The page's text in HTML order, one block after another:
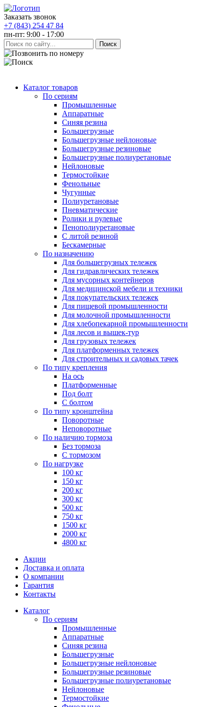
Заказать звонок
+7 (843) 254 47 84
пн-пт: 9:00 - 17:00
Каталог товаров
По сериям
Промышленные
Аппаратные
Синяя резина
Большегрузные
Большегрузные нейлоновые
Большегрузные резиновые
Большегрузные полиуретановые
Нейлоновые
Термостойкие
Фенольные
Чугунные
Полиуретановые
Пневматические
Ролики и рулевые
Пенополиуретановые
С литой резиной
Бескамерные
По назначению
Для большегрузных тележек
Для гидравлических тележек
Для мусорных контейнеров
Для медицинской мебели и техники
Для покупательских тележек
Для пищевой промышленности
Для молочной промышленности
Для хлебопекарной промышленности
Для лесов и вышек-тур
Для грузовых тележек
Для платформенных тележек
Для строительных и садовых тачек
По типу крепления
На ось
Платформенные
Под болт
С болтом
По типу кронштейна
Поворотные
Неповоротные
По наличию тормоза
Без тормоза
С тормозом
По нагрузке
100 кг
150 кг
200 кг
300 кг
500 кг
750 кг
1500 кг
2000 кг
4800 кг
Акции
Доставка и оплата
О компании
Гарантия
Контакты
Каталог
По сериям
Промышленные
Аппаратные
Синяя резина
Большегрузные
Большегрузные нейлоновые
Большегрузные резиновые
Большегрузные полиуретановые
Нейлоновые
Термостойкие